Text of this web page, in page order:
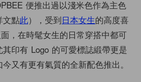
便推出過以淺米色作為主色
文點此），受到日本女生的高度喜
，在時髦女生的日常穿搭中都可
印有 Logo 的可愛標誌緞帶更是
又有更有氣質的全新配色推出。